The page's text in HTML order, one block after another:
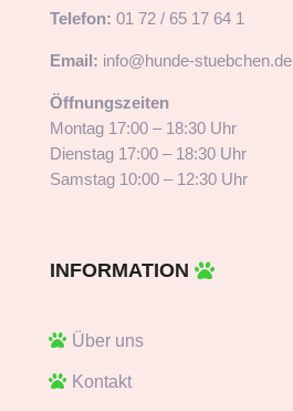
Telefon: 01 72 / 65 17 64 1
Email: info@hunde-stuebchen.de
Öffnungszeiten
Montag 17:00 – 18:30 Uhr
Dienstag 17:00 – 18:30 Uhr
Samstag 10:00 – 12:30 Uhr
INFORMATION
Über uns
Kontakt